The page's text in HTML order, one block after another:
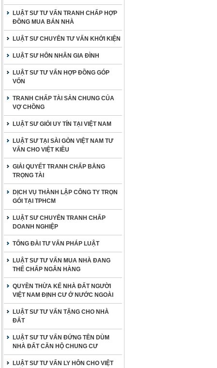
LUẬT SƯ TƯ VẤN TRANH CHẤP HỢP
ĐỒNG MUA BÁN NHÀ
LUẬT SƯ CHUYÊN TƯ VẤN KHỞI KIỆN
LUẬT SƯ HÔN NHÂN GIA ĐÌNH
LUẬT SƯ TƯ VẤN HỢP ĐỒNG GÓP
VỐN
TRANH CHẤP TÀI SẢN CHUNG CỦA
VỢ CHỒNG
LUẬT SƯ GIỎI UY TÍN TẠI VIỆT NAM
LUẬT SƯ TẠI SÀI GÒN VIỆT NAM TƯ
VẤN CHO VIỆT KIỀU
GIẢI QUYẾT TRANH CHẤP BẰNG
TRỌNG TÀI
DỊCH VỤ THÀNH LẬP CÔNG TY TRỌN
GÓI TẠI TPHCM
LUẬT SƯ CHUYÊN TRANH CHẤP
DOANH NGHIỆP
TỔNG ĐÀI TƯ VẤN PHÁP LUẬT
LUẬT SƯ TƯ VẤN MUA NHÀ ĐANG
THẾ CHẤP NGÂN HÀNG
QUYỀN THỪA KẾ NHÀ ĐẤT NGƯỜI
VIỆT NAM ĐỊNH CƯ Ở NƯỚC NGOÀI
LUẬT SƯ TƯ VẤN TẶNG CHO NHÀ
ĐẤT
LUẬT SƯ TƯ VẤN ĐỨNG TÊN DÙM
NHÀ ĐẤT CĂN HỘ CHUNG CƯ
LUẬT SƯ TƯ VẤN LY HÔN CHO VIỆT